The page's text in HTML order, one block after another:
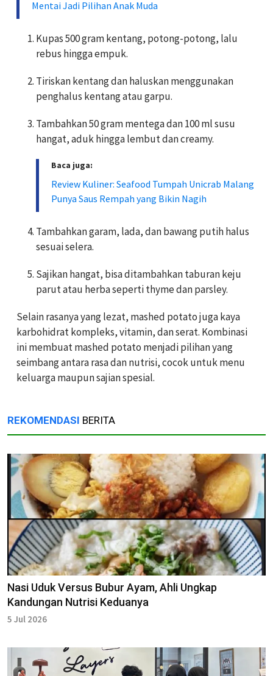
Mentai Jadi Pilihan Anak Muda
Kupas 500 gram kentang, potong-potong, lalu
rebus hingga empuk.
Tiriskan kentang dan haluskan menggunakan
penghalus kentang atau garpu.
Tambahkan 50 gram mentega dan 100 ml susu
hangat, aduk hingga lembut dan creamy.
Baca juga:
Review Kuliner: Seafood Tumpah Unicrab Malang
Punya Saus Rempah yang Bikin Nagih
Tambahkan garam, lada, dan bawang putih halus
sesuai selera.
Sajikan hangat, bisa ditambahkan taburan keju
parut atau herba seperti thyme dan parsley.
Selain rasanya yang lezat, mashed potato juga kaya
karbohidrat kompleks, vitamin, dan serat. Kombinasi
ini membuat mashed potato menjadi pilihan yang
seimbang antara rasa dan nutrisi, cocok untuk menu
keluarga maupun sajian spesial.
REKOMENDASI BERITA
Nasi Uduk Versus Bubur Ayam, Ahli Ungkap
Kandungan Nutrisi Keduanya
5 Jul 2026